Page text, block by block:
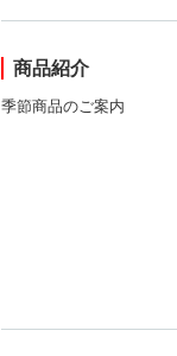
商品紹介
季節商品のご案内